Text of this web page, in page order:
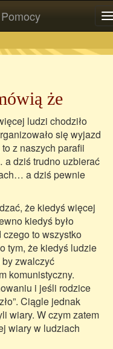
że
ludzi chodziło
się wyjazd
z naszych parafii
a dziś trudno uzbierać
a dziś pewnie
że kiedyś więcej
kiedyś było
to wszystko
tym, że kiedyś ludzie
by zwalczyć
komunistyczny.
i jeśli rodzice
Ciągle jednak
wiary. W czym zatem
wiary w ludziach